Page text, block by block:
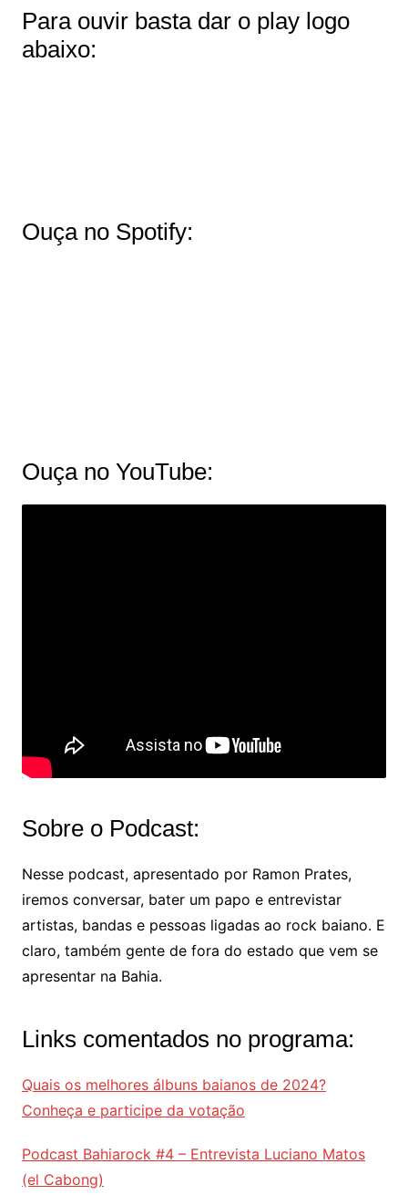
Para ouvir basta dar o play logo
abaixo:
Ouça no Spotify:
Ouça no YouTube:
Sobre o Podcast:
Nesse podcast, apresentado por Ramon Prates,
iremos conversar, bater um papo e entrevistar
artistas, bandas e pessoas ligadas ao rock baiano. E
claro, também gente de fora do estado que vem se
apresentar na Bahia.
Links comentados no programa:
Quais os melhores álbuns baianos de 2024?
Conheça e participe da votação
Podcast Bahiarock #4 – Entrevista Luciano Matos
(el Cabong)